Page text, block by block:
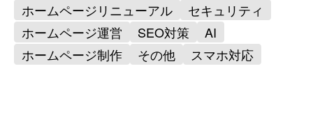
ホームページリニューアル
セキュリティ
ホームページ運営
SEO対策
AI
ホームページ制作
その他 スマホ対応